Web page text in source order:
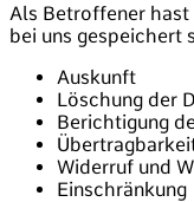
Als Betroffener hast
bei uns gespeichert
Auskunft
Löschung der
Berichtigung
Widerruf und
Einschränkung